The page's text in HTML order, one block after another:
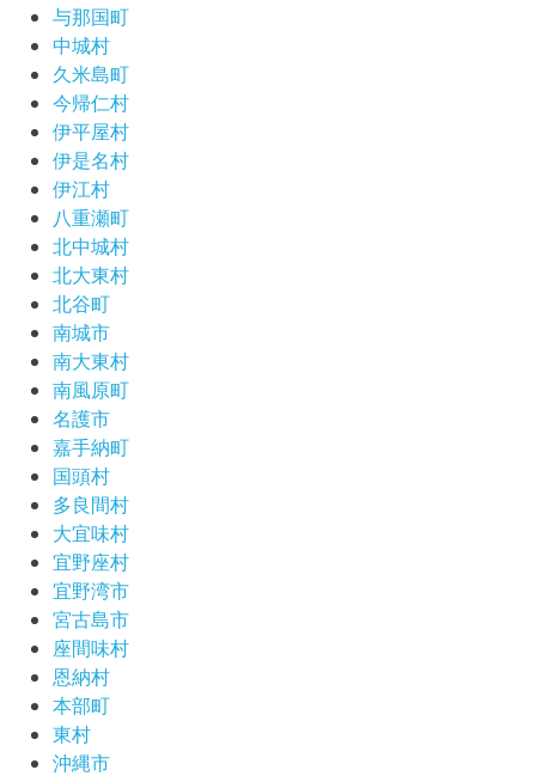
与那国町
中城村
久米島町
今帰仁村
伊平屋村
伊是名村
伊江村
八重瀬町
北中城村
北大東村
北谷町
南城市
南大東村
南風原町
名護市
嘉手納町
国頭村
多良間村
大宜味村
宜野座村
宜野湾市
宮古島市
座間味村
恩納村
本部町
東村
沖縄市